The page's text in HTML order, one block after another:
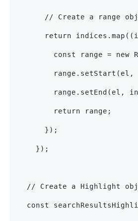
// Create a range
return
const range = new
range.setStart(el,
range.setEnd(el,
        return range;
      });
    });
// Create a Highlight
const